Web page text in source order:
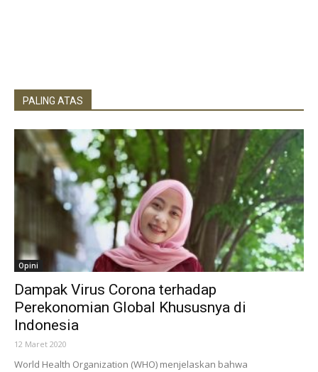
PALING ATAS
Opini
Dampak Virus Corona terhadap
Perekonomian Global Khususnya di
Indonesia
12 Maret 2020
World Health Organization (WHO) menjelaskan bahwa